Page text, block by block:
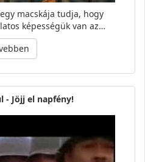
macskája tudja, hogy
képességük van az…
- Jöjj el napfény!